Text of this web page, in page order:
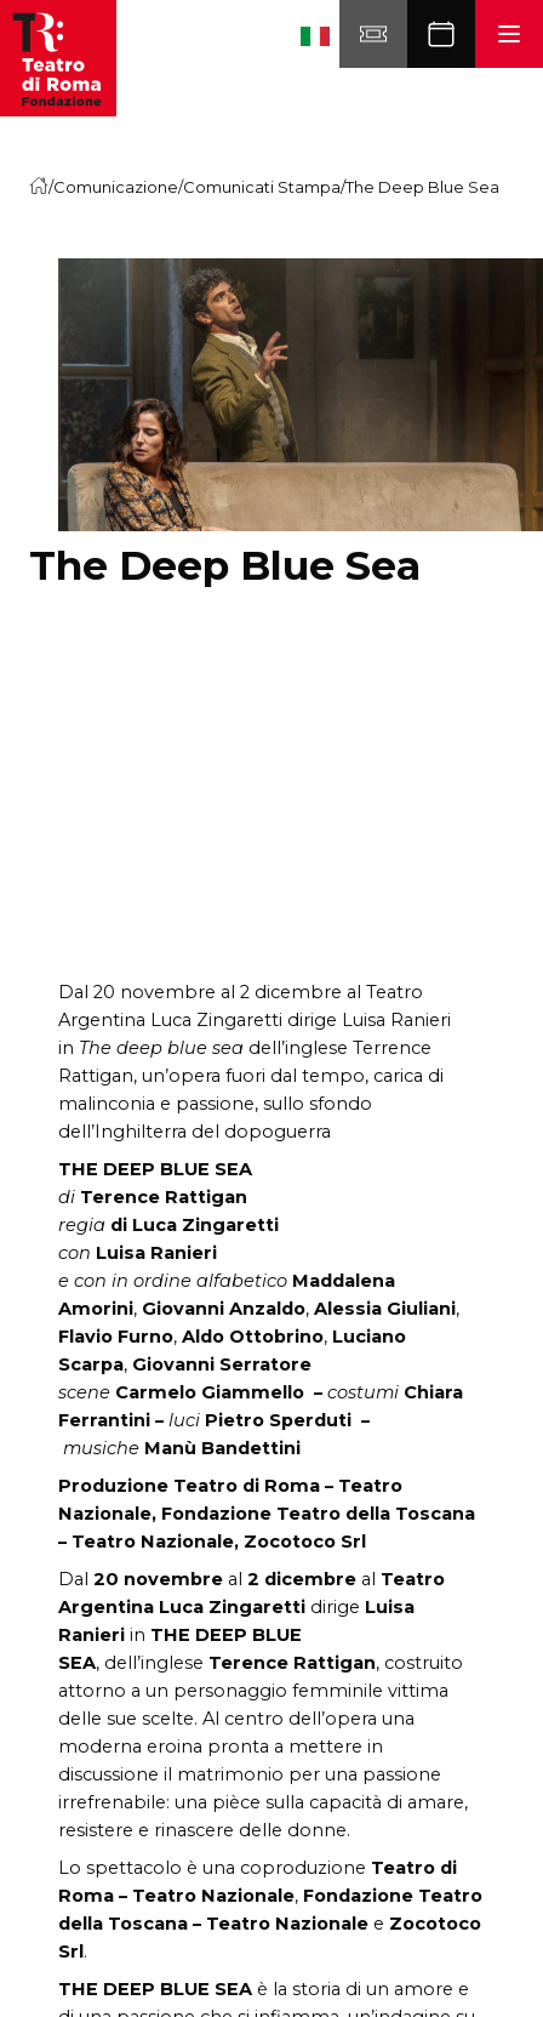
Skip to content
/Comunicazione/Comunicati Stampa/The Deep Blue Sea
The Deep Blue Sea
Dal 20 novembre al 2 dicembre al Teatro
Argentina Luca Zingaretti dirige Luisa Ranieri
in The deep blue sea dell’inglese Terrence
Rattigan, un’opera fuori dal tempo, carica di
malinconia e passione, sullo sfondo
dell’Inghilterra del dopoguerra
THE DEEP BLUE SEA
di Terence Rattigan
regia di Luca Zingaretti
con Luisa Ranieri
e con in ordine alfabetico Maddalena
Amorini, Giovanni Anzaldo, Alessia Giuliani,
Flavio Furno, Aldo Ottobrino, Luciano
Scarpa, Giovanni Serratore
scene Carmelo Giammello – costumi Chiara
Ferrantini – luci Pietro Sperduti –
musiche Manù Bandettini
Produzione Teatro di Roma – Teatro
Nazionale, Fondazione Teatro della Toscana
– Teatro Nazionale, Zocotoco Srl
Dal 20 novembre al 2 dicembre al Teatro
Argentina Luca Zingaretti dirige Luisa
Ranieri in THE DEEP BLUE
SEA, dell’inglese Terence Rattigan, costruito
attorno a un personaggio femminile vittima
delle sue scelte. Al centro dell’opera una
moderna eroina pronta a mettere in
discussione il matrimonio per una passione
irrefrenabile: una pièce sulla capacità di amare,
resistere e rinascere delle donne.
Lo spettacolo è una coproduzione Teatro di
Roma – Teatro Nazionale, Fondazione Teatro
della Toscana – Teatro Nazionale e Zocotoco
Srl.
THE DEEP BLUE SEA è la storia di un amore e